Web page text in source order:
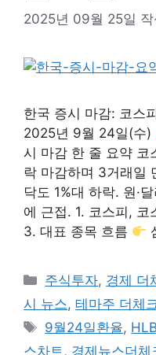
2025년 09월 25일
한국 증시 마감: 코스
2025년 9월 24일(수)
시 마감 한 줄 요약 코
락 마감하며 3거래일
닥도 1%대 하락. 원·
에 근접. 1. 코스피,
3. 대표 종목 흐름
카
테
리
주식투자, 경제 더
시 뉴스, 테마주 더체
태
그
9월24일환율,
스차트 , 경제뉴스더체